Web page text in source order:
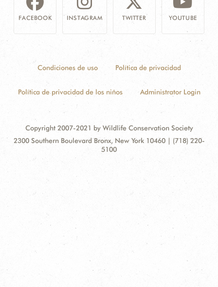
FACEBOOK INSTAGRAM TWITTER YOUTUBE
Condiciones de uso Política de privacidad
Política de privacidad de los niños Administrator Login
Copyright 2007-2021 by Wildlife Conservation Society
Contact
Address:
2300 Southern Boulevard Bronx, New York 10460 | (718) 220-
5100